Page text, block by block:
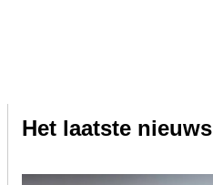
Het laatste nieuws